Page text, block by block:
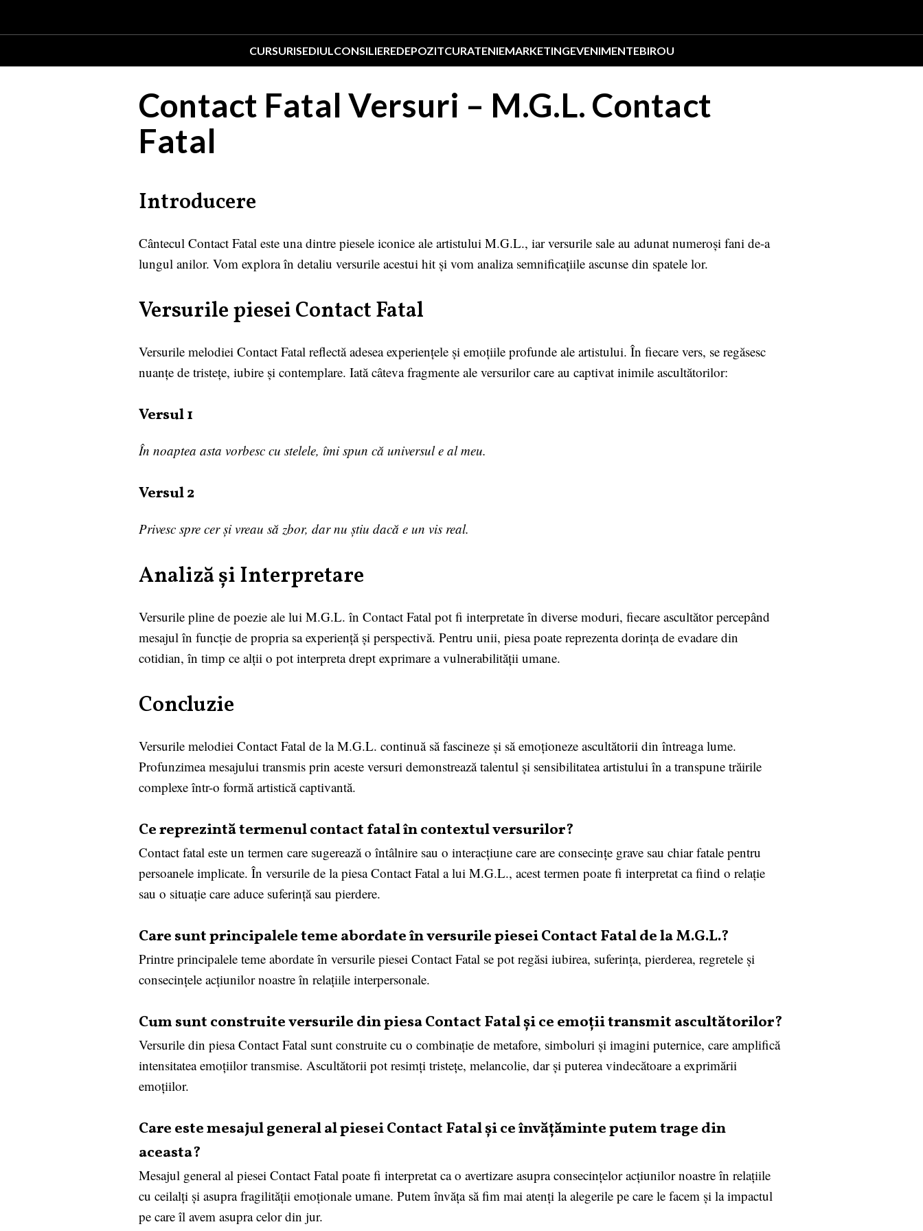
CURSURISEDIULCONSILIEREDEPOZITCURATENIEMARKETINGEVENIMENTEBIROU
Contact Fatal Versuri – M.G.L. Contact
Fatal
Introducere
Cântecul Contact Fatal este una dintre piesele iconice ale artistului M.G.L., iar versurile sale au adunat numeroși fani de-a
lungul anilor. Vom explora în detaliu versurile acestui hit și vom analiza semnificațiile ascunse din spatele lor.
Versurile piesei Contact Fatal
Versurile melodiei Contact Fatal reflectă adesea experiențele și emoțiile profunde ale artistului. În fiecare vers, se regăsesc
nuanțe de tristețe, iubire și contemplare. Iată câteva fragmente ale versurilor care au captivat inimile ascultătorilor:
Versul 1
În noaptea asta vorbesc cu stelele, îmi spun că universul e al meu.
Versul 2
Privesc spre cer și vreau să zbor, dar nu știu dacă e un vis real.
Analiză și Interpretare
Versurile pline de poezie ale lui M.G.L. în Contact Fatal pot fi interpretate în diverse moduri, fiecare ascultător percepând
mesajul în funcție de propria sa experiență și perspectivă. Pentru unii, piesa poate reprezenta dorința de evadare din
cotidian, în timp ce alții o pot interpreta drept exprimare a vulnerabilității umane.
Concluzie
Versurile melodiei Contact Fatal de la M.G.L. continuă să fascineze și să emoționeze ascultătorii din întreaga lume.
Profunzimea mesajului transmis prin aceste versuri demonstrează talentul și sensibilitatea artistului în a transpune trăirile
complexe într-o formă artistică captivantă.
Ce reprezintă termenul contact fatal în contextul versurilor?
Contact fatal este un termen care sugerează o întâlnire sau o interacțiune care are consecințe grave sau chiar fatale pentru
persoanele implicate. În versurile de la piesa Contact Fatal a lui M.G.L., acest termen poate fi interpretat ca fiind o relație
sau o situație care aduce suferință sau pierdere.
Care sunt principalele teme abordate în versurile piesei Contact Fatal de la M.G.L.?
Printre principalele teme abordate în versurile piesei Contact Fatal se pot regăsi iubirea, suferința, pierderea, regretele și
consecințele acțiunilor noastre în relațiile interpersonale.
Cum sunt construite versurile din piesa Contact Fatal și ce emoții transmit ascultătorilor?
Versurile din piesa Contact Fatal sunt construite cu o combinație de metafore, simboluri și imagini puternice, care amplifică
intensitatea emoțiilor transmise. Ascultătorii pot resimți tristețe, melancolie, dar și puterea vindecătoare a exprimării
emoțiilor.
Care este mesajul general al piesei Contact Fatal și ce învățăminte putem trage din
aceasta?
Mesajul general al piesei Contact Fatal poate fi interpretat ca o avertizare asupra consecințelor acțiunilor noastre în relațiile
cu ceilalți și asupra fragilității emoționale umane. Putem învăța să fim mai atenți la alegerile pe care le facem și la impactul
pe care îl avem asupra celor din jur.